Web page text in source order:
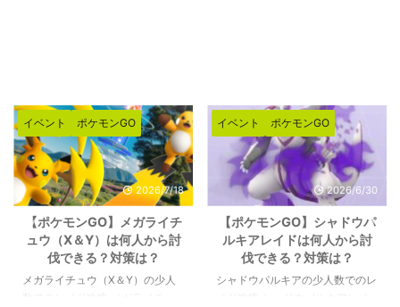
イベント ポケモンGO
2026/6/30
【ポケモンGO】シャドウパ
ルキアレイドは何人から討
伐できる？対策は？
シャドウパルキアの少人数でのレ
イベント ポケモンGO
2026/6/26
【ポケモンGO】メガエアー
ムドレイドは何人から討伐
できる？対策は？
メガエアームドの少人数でのレイ